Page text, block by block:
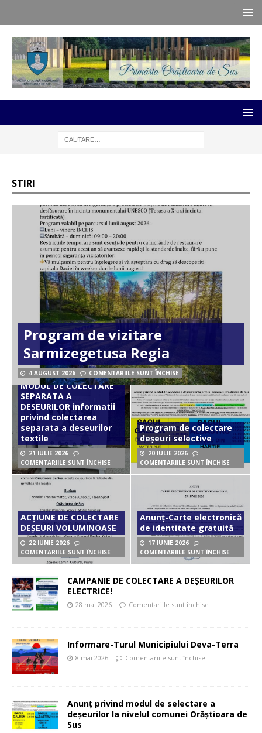
STIRI
Program de vizitare
Sarmizegetusa Regia
4 AUGUST 2026 COMENTARIILE SUNT ÎNCHISE
MODUL DE COLECTARE
SEPARATA A
DESEURILOR informatii
privind colectarea
separata a deseurilor
textile
21 IULIE 2026
COMENTARIILE SUNT ÎNCHISE
Program de colectare
deșeuri selective
20 IULIE 2026
COMENTARIILE SUNT ÎNCHISE
ACȚIUNE DE COLECTARE
DEȘEURI VOLUMINOASE
22 IUNIE 2026
COMENTARIILE SUNT ÎNCHISE
Anunț-Carte electronică
de identitate gratuită
17 IUNIE 2026
COMENTARIILE SUNT ÎNCHISE
CAMPANIE DE COLECTARE A DEȘEURILOR
ELECTRICE!
28 mai 2026 Comentariile sunt închise
Informare-Turul Municipiului Deva-Terra
8 mai 2026 Comentariile sunt închise
Anunț privind modul de selectare a
deșeurilor la nivelul comunei Orăștioara de
Sus